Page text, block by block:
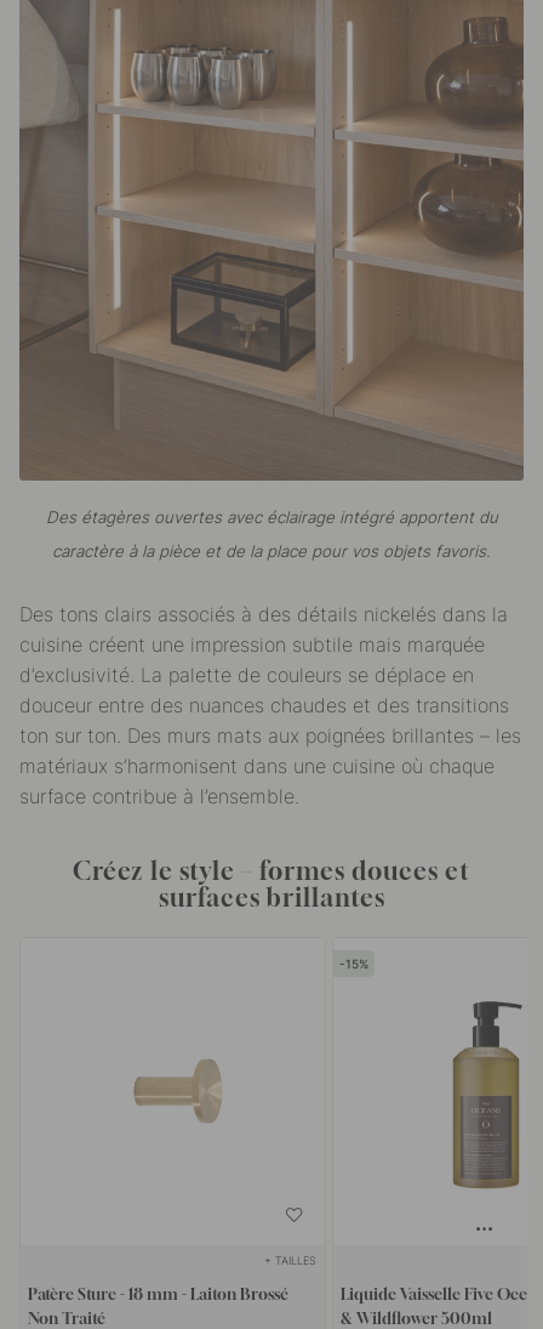
Des étagères ouvertes avec éclairage intégré apportent du
caractère à la pièce et de la place pour vos objets favoris.
Des tons clairs associés à des détails nickelés dans la
cuisine créent une impression subtile mais marquée
d’exclusivité. La palette de couleurs se déplace en
douceur entre des nuances chaudes et des transitions
ton sur ton. Des murs mats aux poignées brillantes – les
matériaux s’harmonisent dans une cuisine où chaque
surface contribue à l’ensemble.
Créez le style – formes douces et
surfaces brillantes
+ TAILLES
Patère Sture - 18 mm - Laiton Brossé
Non Traité
15
Liquide Vaisselle Five
& Wildflower 500ml